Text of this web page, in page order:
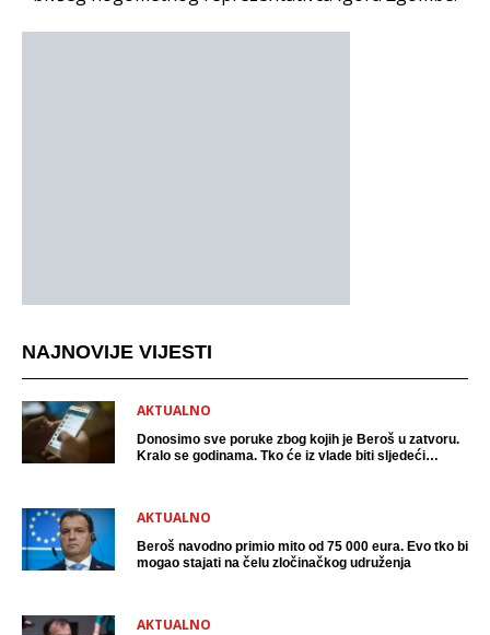
NAJNOVIJE VIJESTI
AKTUALNO
Donosimo sve poruke zbog kojih je Beroš u zatvoru.
Kralo se godinama. Tko će iz vlade biti sljedeći
AKTUALNO
Beroš navodno primio mito od 75 000 eura. Evo tko bi
mogao stajati na čelu zločinačkog udruženja
AKTUALNO